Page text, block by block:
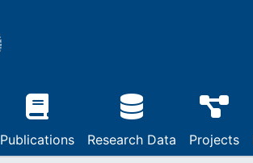
Publications Research Data Projects